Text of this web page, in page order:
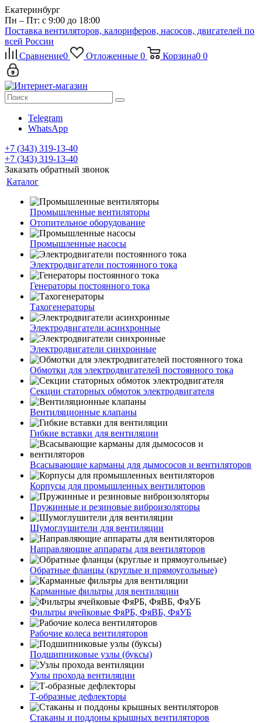
Екатеринбург
Пн – Пт: с 9:00 до 18:00
Поставка вентиляторов, калориферов, насосов, двигателей по
всей России
Сравнение0 Отложенные 0 Корзина0 0
Telegram
WhatsApp
+7 (343) 319-13-40
+7 (343) 319-13-40
Заказать обратный звонок
Каталог
Промышленные вентиляторы
Отопительное оборудование
Промышленные насосы
Электродвигатели постоянного тока
Генераторы постоянного тока
Тахогенераторы
Электродвигатели асинхронные
Электродвигатели синхронные
Обмотки для электродвигателей постоянного тока
Секции статорных обмоток электродвигателя
Вентиляционные клапаны
Гибкие вставки для вентиляции
Всасывающие карманы для дымососов и вентиляторов
Корпусы для промышленных вентиляторов
Пружинные и резиновые виброизоляторы
Шумоглушители для вентиляции
Направляющие аппараты для вентиляторов
Обратные фланцы (круглые и прямоугольные)
Карманные фильтры для вентиляции
Фильтры ячейковые ФяРБ, ФяВБ, ФяУБ
Рабочие колеса вентиляторов
Подшипниковые узлы (буксы)
Узлы прохода вентиляции
Т-образные дефлекторы
Стаканы и поддоны крышных вентиляторов